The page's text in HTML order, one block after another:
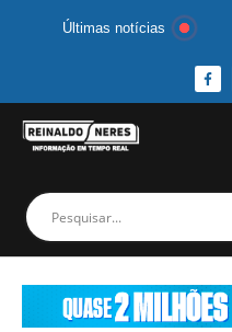
Últimas notícias